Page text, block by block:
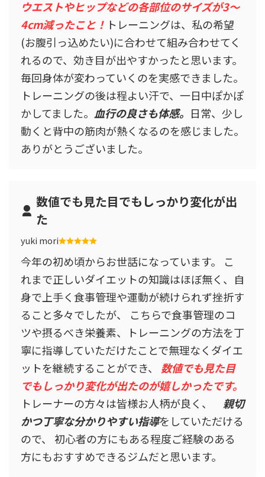
ウエストやヒップなどの各部位のサイズが3〜
4cm減ったこと！ トレーニングは、私の希望
(お腹引っ込めたい)に合わせて組み合わせてく
れるので、効き目が出やすかったと思います。
毎回身体が変わっていくのを実感できました。
トレーニングの後は程よい汗で、一日中ぽかぽ
かしてました。 血行の良さも体感。 日常、少し
動くと背中の筋肉が熱くなるのを感じました。
ありがとうございました。
数値でも見た目でもしっかり変化が出
た
yuki mori
今年の初め頃からお世話になっています。 こ
れまで正しいダイエットの知識はほぼ無く、自
身で上手く食事管理や運動が続けられず挫折す
ること多々でしたが、 こちらで食事管理のコ
ツや摂るべき栄養素、トレーニングの方法を丁
寧に指導していただけたことで無理なくダイエ
ットを継続することができ、 数値でも見た目
でもしっかり変化が出たのが嬉しかったです。
トレーナーの方々は皆様お人柄が良く、 親切
かつ丁寧な分かりやすい指導をしていただける
ので、 初心者の方にもある程度ご経験のある
方にもおすすめできるジムだと思います。